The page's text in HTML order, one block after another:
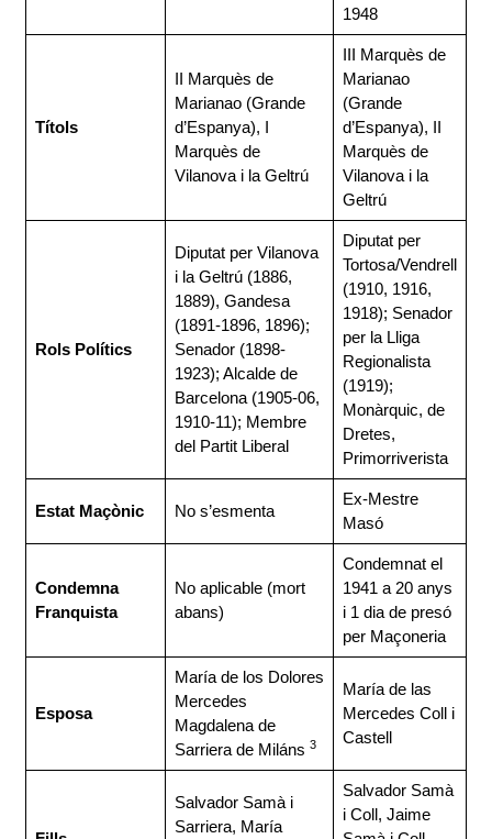
1948
Títols
II Marquès de
Marianao (Grande
d’Espanya), I
Marquès de
Vilanova i la Geltrú
III Marquès de
Marianao
(Grande
d’Espanya), II
Marquès de
Vilanova i la
Geltrú
Rols Polítics
Diputat per Vilanova
i la Geltrú (1886,
1889), Gandesa
(1891-1896, 1896);
Senador (1898-
1923); Alcalde de
Barcelona (1905-06,
1910-11); Membre
del Partit Liberal
Diputat per
Tortosa/Vendrell
(1910, 1916,
1918); Senador
per la Lliga
Regionalista
(1919);
Monàrquic, de
Dretes,
Primorriverista
Estat Maçònic No s’esmenta
Ex-Mestre
Masó
Condemna
Franquista
No aplicable (mort
abans)
Condemnat el
1941 a 20 anys
i 1 dia de presó
per Maçoneria
Esposa
María de los Dolores
Mercedes
Magdalena de
Sarriera de Miláns 3
María de las
Mercedes Coll i
Castell
Salvador Samà i
Sarriera, María
Salvador Samà
i Coll, Jaime